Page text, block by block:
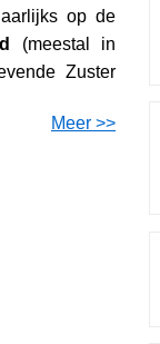
op de
(meestal in
Zuster
Meer >>